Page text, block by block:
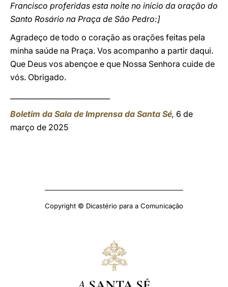
Francisco proferidas esta noite no início da oração do
Santo Rosário na Praça de São Pedro:]
Agradeço de todo o coração as orações feitas pela
minha saúde na Praça. Vos acompanho a partir daqui.
Que Deus vos abençoe e que Nossa Senhora cuide de
vós. Obrigado.
Boletim da Sala de Imprensa da Santa Sé, 6 de
março de 2025
Copyright © Dicastério para a Comunicação